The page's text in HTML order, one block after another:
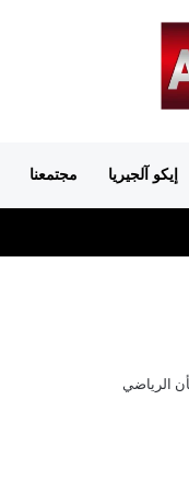
إيكو آلجيريا مجتمعنا
الرياضي